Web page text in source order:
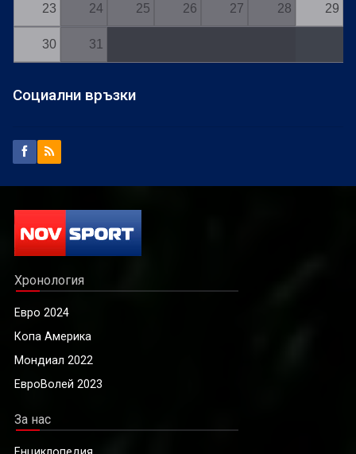
23 24 25 26 27 28 29
30 31
Социални връзки
Хронология
Евро 2024
Копа Америка
Мондиал 2022
ЕвроВолей 2023
За нас
Енциклопедия